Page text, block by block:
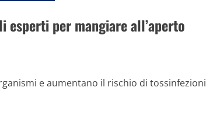
esperti per mangiare all’aperto
e aumentano il rischio di tossinfezioni